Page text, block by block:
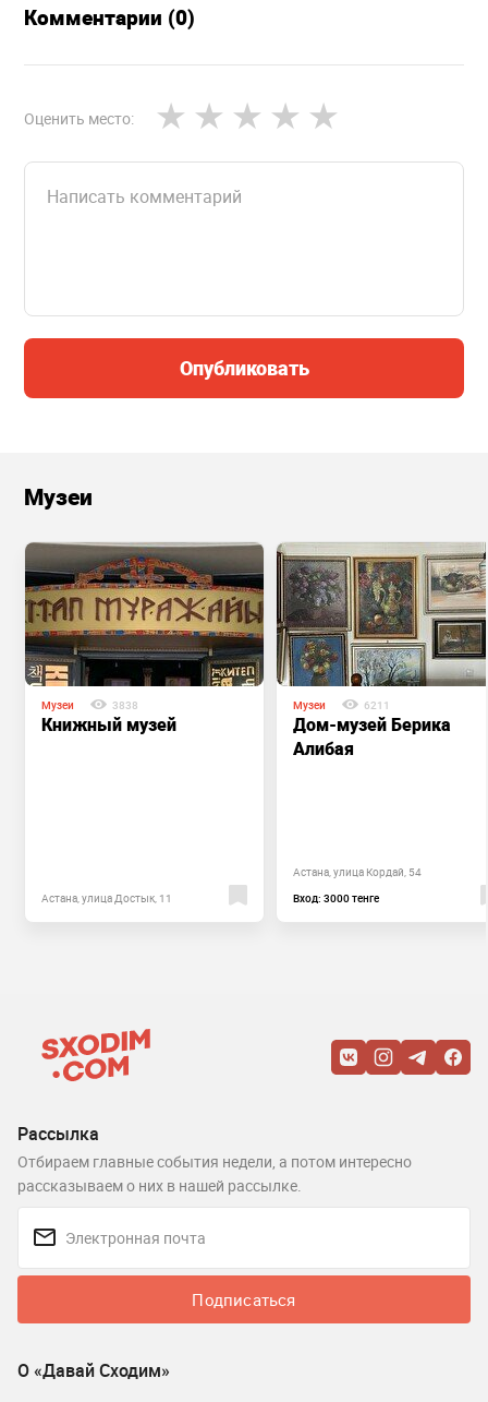
Комментарии (0)
Оценить место:
Опубликовать
Музеи
Музеи 3838
Книжный музей
Астана, улица Достык, 11
Музеи 6211
Дом-музей Берика
Алибая
Астана, улица Кордай, 54
Вход: 3000 тенге
Рассылка
Отбираем главные события недели, а потом интересно
рассказываем о них в нашей рассылке.
Подписаться
О «Давай Сходим»